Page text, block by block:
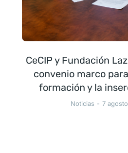
CeCIP y Fundación
convenio marco
formación y la
Noticias 7